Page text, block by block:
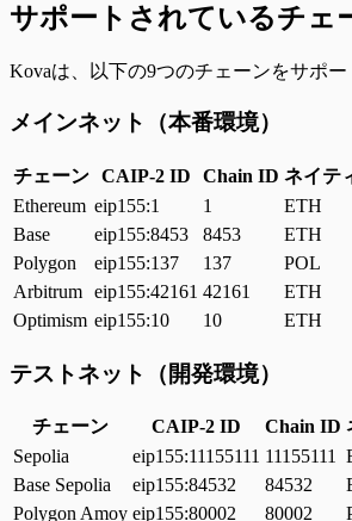
サポートされているチェ
Kovaは、以下の9つのチェーンをサポー
メインネット（本番環境）
チェーン CAIP-2 ID Chain ID ネイテ
Ethereum eip155:1 1 ETH
Base
eip155:8453 8453 ETH
Polygon
eip155:137 137 POL
Arbitrum eip155:42161 42161 ETH
Optimism eip155:10 10 ETH
テストネット（開発環境）
チェーン CAIP-2 ID Chain ID
Sepolia
eip155:11155111 11155111
Base Sepolia
eip155:84532 84532
Polygon Amoy eip155:80002 80002